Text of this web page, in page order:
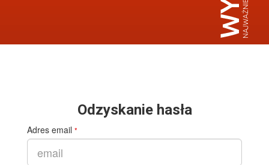
Odzyskanie hasła
Adres email *